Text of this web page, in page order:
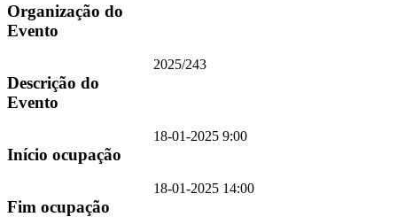
Organização do
Evento
Descrição do
Evento
2025/243
Início ocupação
18-01-2025 9:00
Fim ocupação
18-01-2025 14:00